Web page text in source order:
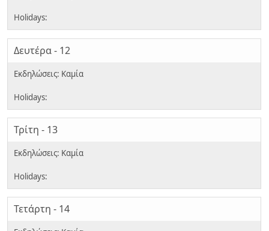
Δευτέρα - 12
Τρίτη - 13
Τετάρτη - 14